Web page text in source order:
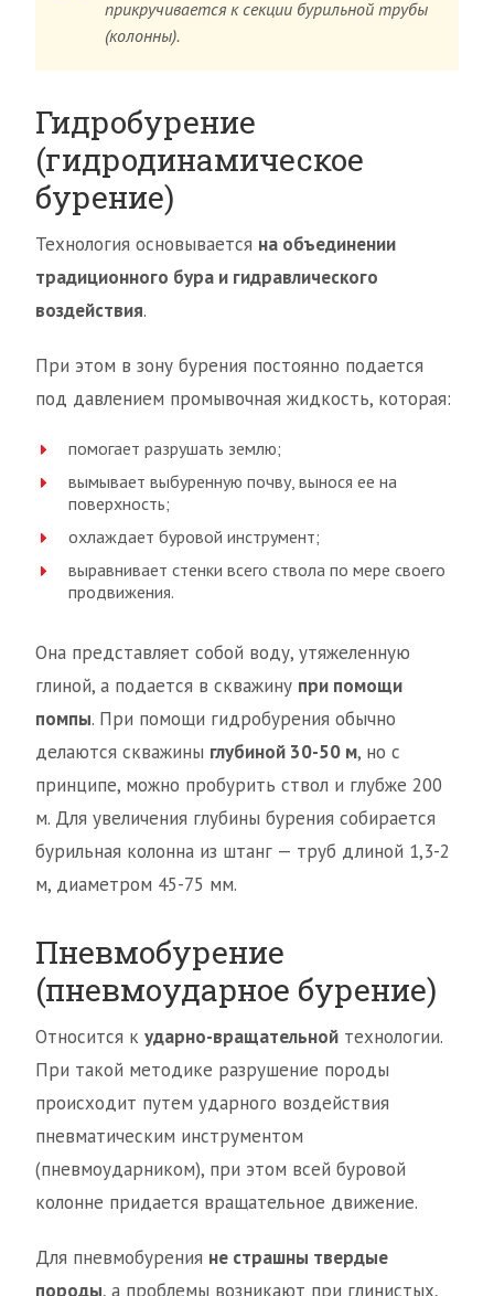
прикручивается к секции бурильной трубы
(колонны).
Гидробурение
(гидродинамическое
бурение)
Технология основывается на объединении
традиционного бура и гидравлического
воздействия.
При этом в зону бурения постоянно подается
под давлением промывочная жидкость, которая:
помогает разрушать землю;
вымывает выбуренную почву, вынося ее на
поверхность;
охлаждает буровой инструмент;
выравнивает стенки всего ствола по мере своего
продвижения.
Она представляет собой воду, утяжеленную
глиной, а подается в скважину при помощи
помпы. При помощи гидробурения обычно
делаются скважины глубиной 30-50 м, но с
принципе, можно пробурить ствол и глубже 200
м. Для увеличения глубины бурения собирается
бурильная колонна из штанг — труб длиной 1,3-2
м, диаметром 45-75 мм.
Пневмобурение
(пневмоударное бурение)
Относится к ударно-вращательной технологии.
При такой методике разрушение породы
происходит путем ударного воздействия
пневматическим инструментом
(пневмоударником), при этом всей буровой
колонне придается вращательное движение.
Для пневмобурения не страшны твердые
породы, а проблемы возникают при глинистых,